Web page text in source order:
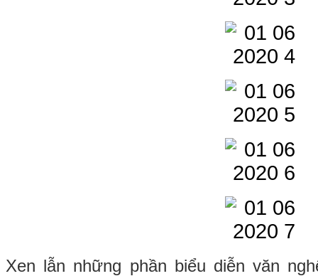
Xen lẫn những phần biểu diễn văn